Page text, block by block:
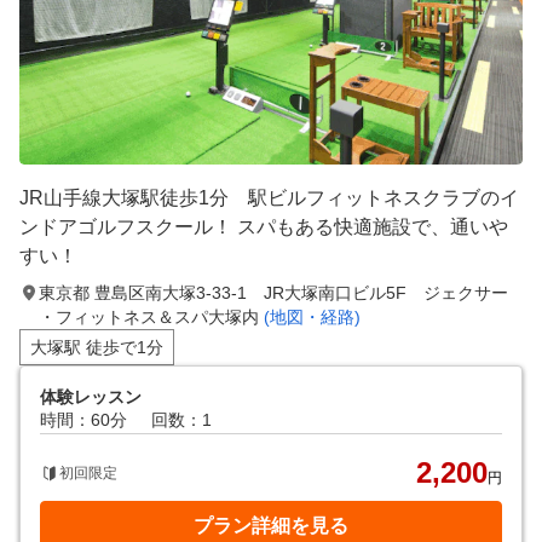
JR山手線大塚駅徒歩1分 駅ビルフィットネスクラブのイ
ンドアゴルフスクール！ スパもある快適施設で、通いや
すい！
東京都 豊島区南大塚3-33-1 JR大塚南口ビル5F ジェクサー
・フィットネス＆スパ大塚内 (地図・経路)
大塚駅 徒歩で1分
体験レッスン
時間：60分
回数：1
初回限定 2,200円
プラン詳細を見る